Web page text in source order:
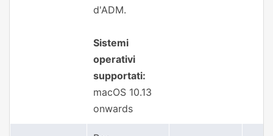
d'ADM.
Sistemi
operativi
supportati:
macOS 10.13
onwards